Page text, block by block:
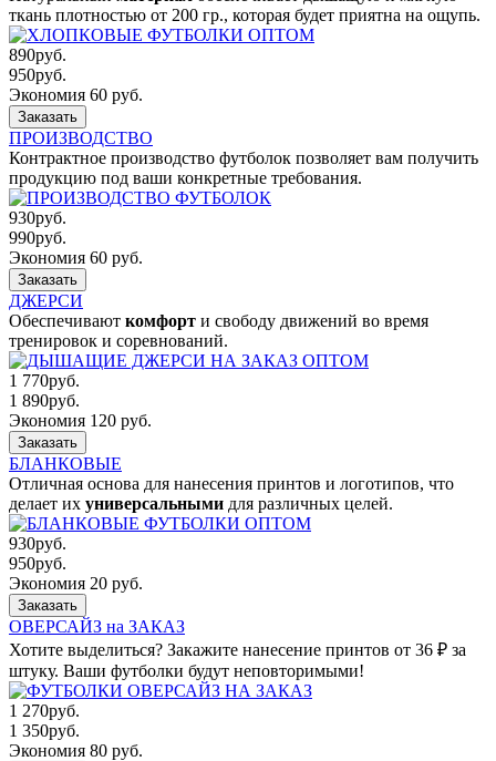
ткань плотностью от 200 гр., которая будет приятна на ощупь.
890руб.
950руб.
Экономия 60 руб.
Заказать
ПРОИЗВОДСТВО
Контрактное производство футболок позволяет вам получить
продукцию под ваши конкретные требования.
930руб.
990руб.
Экономия 60 руб.
Заказать
ДЖЕРСИ
Обеспечивают комфорт и свободу движений во время
тренировок и соревнований.
1 770руб.
1 890руб.
Экономия 120 руб.
Заказать
БЛАНКОВЫЕ
Отличная основа для нанесения принтов и логотипов, что
делает их универсальными для различных целей.
930руб.
950руб.
Экономия 20 руб.
Заказать
ОВЕРСАЙЗ на ЗАКАЗ
Хотите выделиться? Закажите нанесение принтов от 36 ₽ за
штуку. Ваши футболки будут неповторимыми!
1 270руб.
1 350руб.
Экономия 80 руб.